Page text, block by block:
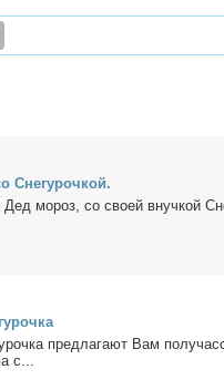
Сне­гу­роч­кой.
мо­роз, со сво­ей внуч­кой
пред­ла­га­ют Вам
с...